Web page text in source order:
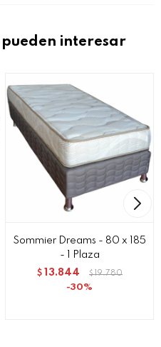
interesar
Sommier Dreams - 80 x 185
- 1 Plaza
$ 13.844 $ 19.780
30